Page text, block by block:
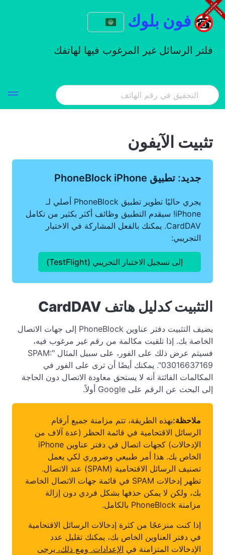
فون بلوك
فلتر الرسائل غير المرغوب فيها لهاتفك
تثبيت الآيفون
جديد: تطبيق PhoneBlock iPhone
يجري حاليًا تطوير تطبيق PhoneBlock أصلي لـ
iPhone! سيقدم التطبيق وظائف أكثر بكثير من تكامل
CardDAV. يمكنك بالفعل المشاركة في الاختبار
التجريبي:
إلى تسجيل الاختبار التجريبي (TestFlight)
التثبيت كدليل هاتف CardDAV
يضيف التثبيت دفتر عناوين PhoneBlock إلى جهات الاتصال
الخاصة بك. إذا تلقيت مكالمة من رقم غير مرغوب فيه،
فسيتم عرض ذلك على الفور، على سبيل المثال "SPAM:
03016637169". يمكنك أيضًا أن ترى على الفور في
المكالمات الفائتة أنه لا يستحق معاودة الاتصال دون الحاجة
إلى البحث عن الرقم على Google أولاً.
ملاحظة:بهذه الطريقة، تتم مزامنة جميع أرقام
الرسائل الاقتحامية في قائمة الحظر (عدة آلاف من
الإدخالات) كجهات اتصال في دفتر عناوين iPhone
الخاص بك. هذا أمر طبيعي وضروري لكي يعمل
تصنيف الرسائل الاقتحامية (SPAM) عند الاتصال.
تظهر إدخالات SPAM في قائمة جهات الاتصال الخاصة
بك، ولكن لا يمكن حذفها بشكل فردي دون إزالة
مزامنة PhoneBlock بالكامل.
إذا كنت منزعجًا من كثرة إدخالات الرسائل الاقتحامية
في دفتر العناوين الخاص بك، يمكنك تقليل عدد
الإدخالات المتزامنة في الإعدادات. ومع ذلك، يرجى